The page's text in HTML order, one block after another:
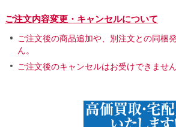
ご注文内容変更・キャンセルについて
ご注文後の商品追加や、別注文との同梱
ん。
ご注文後のキャンセルはお受けできませ